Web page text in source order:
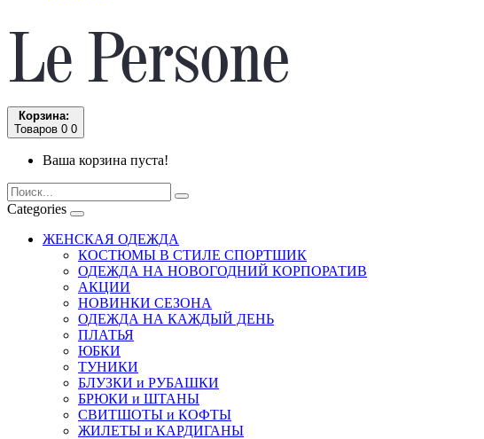
Корзина:
Товаров 0 0
Ваша корзина пуста!
Categories
ЖЕНСКАЯ ОДЕЖДА
КОСТЮМЫ В СТИЛЕ СПОРТШИК
ОДЕЖДА НА НОВОГОДНИЙ КОРПОРАТИВ
АКЦИИ
НОВИНКИ СЕЗОНА
ОДЕЖДА НА КАЖДЫЙ ДЕНЬ
ПЛАТЬЯ
ЮБКИ
ТУНИКИ
БЛУЗКИ и РУБАШКИ
БРЮКИ и ШТАНЫ
СВИТШОТЫ и КОФТЫ
ЖИЛЕТЫ и КАРДИГАНЫ